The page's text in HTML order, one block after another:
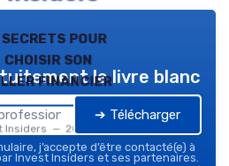
secrets pour
choisir son
financier
Insiders — 2026
le livre blanc
➔ Télécharger
j’accepte d’être contacté(e) à
Invest Insiders et ses partenaires.